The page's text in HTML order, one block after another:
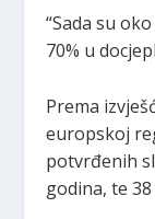
“Sada su
70% u
Prema
europskoj
potvrđenih
godina, te